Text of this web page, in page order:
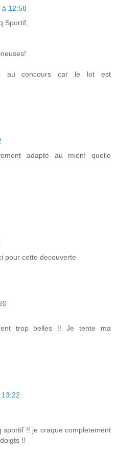
à 12:58
Sportif,
au concours car le lot est
adapté au mien! quelle
pour cette decouverte
trop belles !! Je tente ma
sportif !! je craque completement
!!